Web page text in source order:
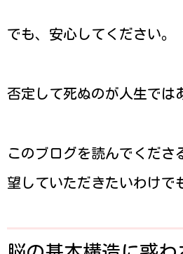
でも、安心してください。
否定して死ぬのが人生では
このブログを読んでくださ
望していただきたいわけで